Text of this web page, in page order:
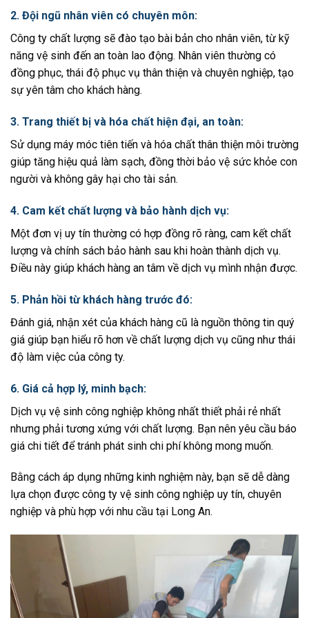
2. Đội ngũ nhân viên có chuyên môn:
Công ty chất lượng sẽ đào tạo bài bản cho nhân viên, từ kỹ
năng vệ sinh đến an toàn lao động. Nhân viên thường có
đồng phục, thái độ phục vụ thân thiện và chuyên nghiệp, tạo
sự yên tâm cho khách hàng.
3. Trang thiết bị và hóa chất hiện đại, an toàn:
Sử dụng máy móc tiên tiến và hóa chất thân thiện môi trường
giúp tăng hiệu quả làm sạch, đồng thời bảo vệ sức khỏe con
người và không gây hại cho tài sản.
4. Cam kết chất lượng và bảo hành dịch vụ:
Một đơn vị uy tín thường có hợp đồng rõ ràng, cam kết chất
lượng và chính sách bảo hành sau khi hoàn thành dịch vụ.
Điều này giúp khách hàng an tâm về dịch vụ mình nhận được.
5. Phản hồi từ khách hàng trước đó:
Đánh giá, nhận xét của khách hàng cũ là nguồn thông tin quý
giá giúp bạn hiểu rõ hơn về chất lượng dịch vụ cũng như thái
độ làm việc của công ty.
6. Giá cả hợp lý, minh bạch:
Dịch vụ vệ sinh công nghiệp không nhất thiết phải rẻ nhất
nhưng phải tương xứng với chất lượng. Bạn nên yêu cầu báo
giá chi tiết để tránh phát sinh chi phí không mong muốn.
Bằng cách áp dụng những kinh nghiệm này, bạn sẽ dễ dàng
lựa chọn được công ty vệ sinh công nghiệp uy tín, chuyên
nghiệp và phù hợp với nhu cầu tại Long An.